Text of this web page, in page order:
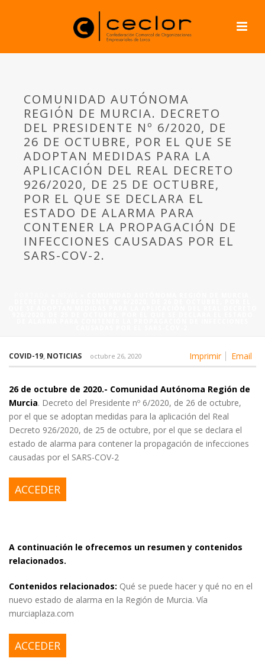
COMUNIDAD AUTÓNOMA
REGIÓN DE MURCIA. DECRETO
DEL PRESIDENTE Nº 6/2020, DE
26 DE OCTUBRE, POR EL QUE SE
ADOPTAN MEDIDAS PARA LA
APLICACIÓN DEL REAL DECRETO
926/2020, DE 25 DE OCTUBRE,
POR EL QUE SE DECLARA EL
ESTADO DE ALARMA PARA
CONTENER LA PROPAGACIÓN DE
INFECCIONES CAUSADAS POR EL
SARS-COV-2.
Imprimir Email
COVID-19, NOTICIAS octubre 26, 2020
26 de octubre de 2020.- Comunidad Autónoma Región de
Murcia. Decreto del Presidente nº 6/2020, de 26 de octubre,
por el que se adoptan medidas para la aplicación del Real
Decreto 926/2020, de 25 de octubre, por el que se declara el
estado de alarma para contener la propagación de infecciones
causadas por el SARS-COV-2
ACCEDER
A continuación le ofrecemos un resumen y contenidos
relacionados.
Contenidos relacionados: Qué se puede hacer y qué no en el
nuevo estado de alarma en la Región de Murcia. Vía
murciaplaza.com
ACCEDER